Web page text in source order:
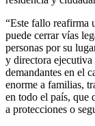
“Este fallo reafirma
puede cerrar vías
personas por su
y directora
demandantes en el
enorme a familias,
en todo el país, que
a protecciones o